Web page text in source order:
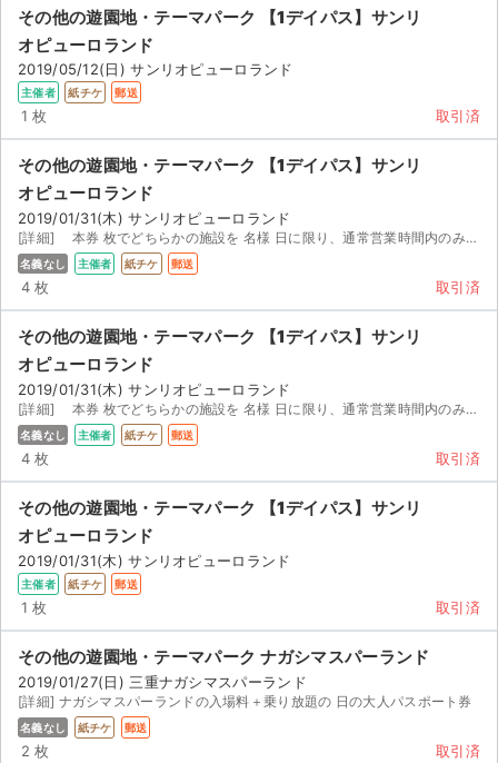
チケットジャムの取り組み
音楽情報
その他の遊園地・テーマパーク 【1デイパス】サンリ
オピューロランド
2019/05/12(日) サンリオピューロランド
主催者 紙チケ 郵送
1 枚 取引済
その他の遊園地・テーマパーク 【1デイパス】サンリ
オピューロランド
2019/01/31(木) サンリオピューロランド
[詳細] 本券 枚でどちらかの施設を 名様 日に限り、通常営業時間内のみ利用できるチケットです
名義なし 主催者 紙チケ 郵送
4 枚 取引済
その他の遊園地・テーマパーク 【1デイパス】サンリ
オピューロランド
2019/01/31(木) サンリオピューロランド
[詳細] 本券 枚でどちらかの施設を 名様 日に限り、通常営業時間内のみ利用できるチケットです 御購入...
名義なし 主催者 紙チケ 郵送
4 枚 取引済
その他の遊園地・テーマパーク 【1デイパス】サンリ
オピューロランド
2019/01/31(木) サンリオピューロランド
主催者 紙チケ 郵送
1 枚 取引済
その他の遊園地・テーマパーク ナガシマスパーランド
2019/01/27(日) 三重ナガシマスパーランド
[詳細] ナガシマスパーランドの入場料＋乗り放題の 日の大人パスポート券
名義なし 紙チケ 郵送
2 枚 取引済